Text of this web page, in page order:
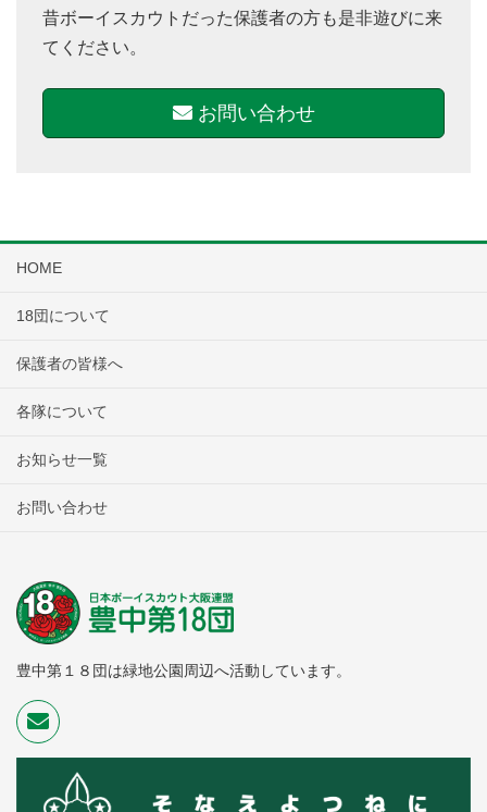
昔ボーイスカウトだった保護者の方も是非遊びに来
てください。
お問い合わせ
HOME
18団について
保護者の皆様へ
各隊について
お知らせ一覧
お問い合わせ
豊中第１８団は緑地公園周辺へ活動しています。